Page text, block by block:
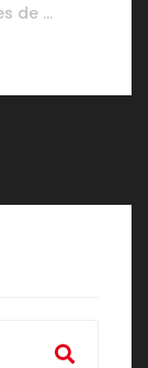
de …